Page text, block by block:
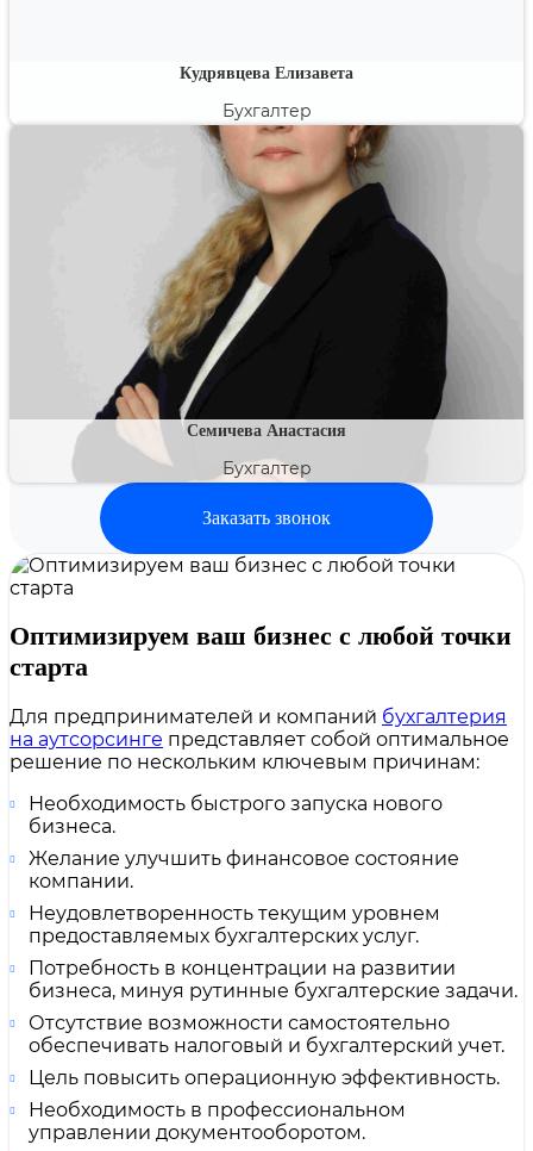
Кудрявцева Елизавета
Бухгалтер
Семичева Анастасия
Бухгалтер
Заказать звонок
Оптимизируем ваш бизнес с любой точки
старта
Для предпринимателей и компаний бухгалтерия
на аутсорсинге представляет собой оптимальное
решение по нескольким ключевым причинам:
Необходимость быстрого запуска нового
бизнеса.
Желание улучшить финансовое состояние
компании.
Неудовлетворенность текущим уровнем
предоставляемых бухгалтерских услуг.
Потребность в концентрации на развитии
бизнеса, минуя рутинные бухгалтерские задачи.
Отсутствие возможности самостоятельно
обеспечивать налоговый и бухгалтерский учет.
Цель повысить операционную эффективность.
Необходимость в профессиональном
управлении документооборотом.